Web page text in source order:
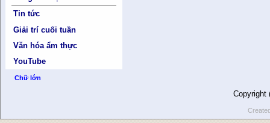
Tin tức
Giải trí cuối tuần
Văn hóa ẩm thực
YouTube
Chữ lớn
Copyright